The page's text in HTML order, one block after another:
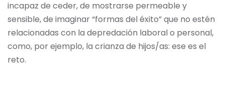
incapaz de ceder, de mostrarse permeable y
sensible, de imaginar “formas del éxito” que no estén
relacionadas con la depredación laboral o personal,
como, por ejemplo, la crianza de hijos/as: ese es el
reto.